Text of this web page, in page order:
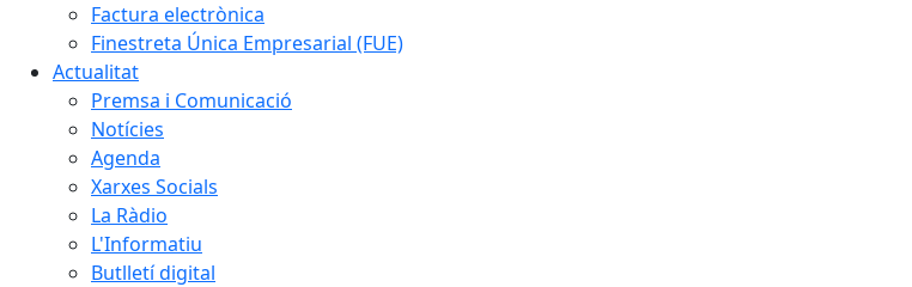
Factura electrònica
Finestreta Única Empresarial (FUE)
Actualitat
Premsa i Comunicació
Notícies
Agenda
Xarxes Socials
La Ràdio
L'Informatiu
Butlletí digital